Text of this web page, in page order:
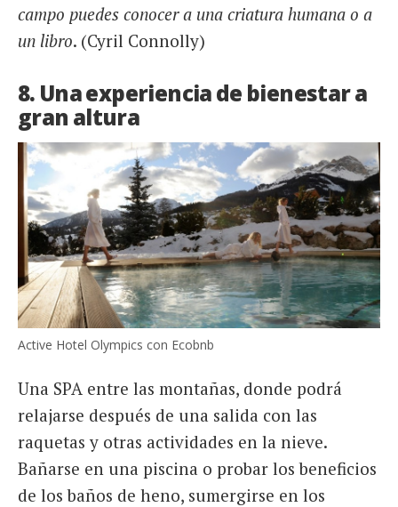
campo puedes conocer a una criatura humana o a
un libro. (Cyril Connolly)
8. Una experiencia de bienestar a
gran altura
Active Hotel Olympics con Ecobnb
Una SPA entre las montañas, donde podrá
relajarse después de una salida con las
raquetas y otras actividades en la nieve.
Bañarse en una piscina o probar los beneficios
de los baños de heno, sumergirse en los